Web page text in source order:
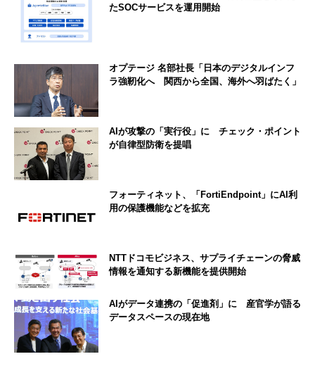
たSOCサービスを運用開始
オプテージ 名部社長「日本のデジタルインフ
ラ強靭化へ 関西から全国、海外へ羽ばたく」
AIが攻撃の「実行役」に チェック・ポイント
が自律型防衛を提唱
フォーティネット、「FortiEndpoint」にAI利
用の保護機能などを拡充
NTTドコモビジネス、サプライチェーンの脅威
情報を通知する新機能を提供開始
AIがデータ連携の「促進剤」に 産官学が語る
データスペースの現在地